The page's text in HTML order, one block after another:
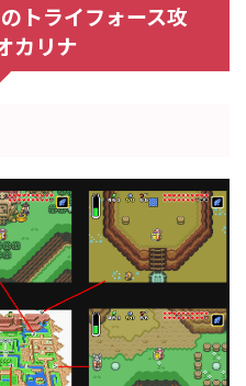
トライフォース攻
リナ